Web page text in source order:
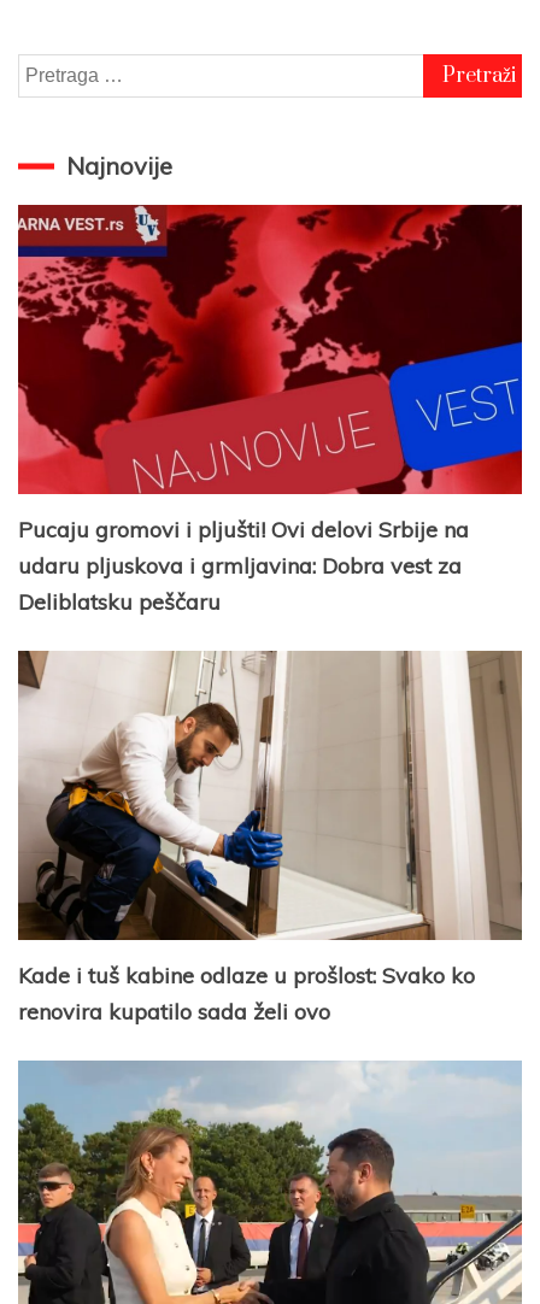
Pretraga
za:
Najnovije
Pucaju gromovi i pljušti! Ovi delovi Srbije na
udaru pljuskova i grmljavina: Dobra vest za
Deliblatsku peščaru
Kade i tuš kabine odlaze u prošlost: Svako ko
renovira kupatilo sada želi ovo